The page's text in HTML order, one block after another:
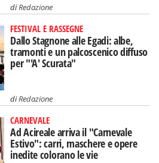
diRedazione
FESTIVAL E RASSEGNE
Dallo Stagnone alle Egadi: albe,
tramonti e un palcoscenico diffuso
per "'A' Scurata"
diRedazione
CARNEVALE
Ad Acireale arriva il "Carnevale
Estivo": carri, maschere e opere
inedite colorano le vie